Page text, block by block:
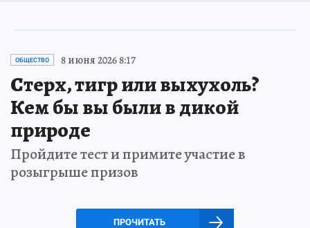
ОБЩЕСТВО 8 июня 2026 8:17
Стерх, тигр или выхухоль?
Кем бы вы были в дикой
природе
Пройдите тест и примите участие в
розыгрыше призов
ПРОЧИТАТЬ